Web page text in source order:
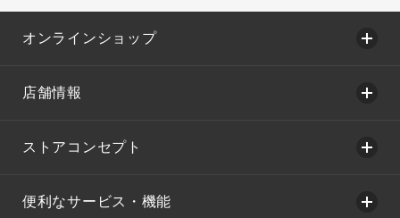
オンラインショップ
店舗情報
ストアコンセプト
便利なサービス・機能